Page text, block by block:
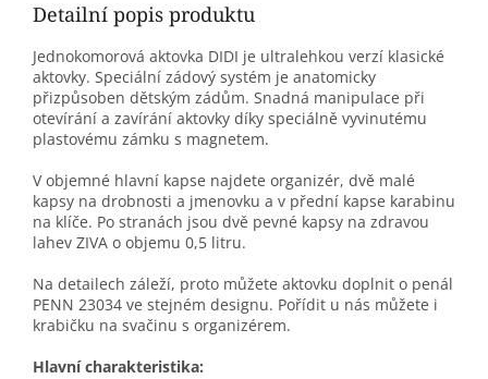
Detailní popis produktu
Jednokomorová aktovka DIDI je ultralehkou verzí klasické
aktovky. Speciální zádový systém je anatomicky
přizpůsoben dětským zádům. Snadná manipulace při
otevírání a zavírání aktovky díky speciálně vyvinutému
plastovému zámku s magnetem.
V objemné hlavní kapse najdete organizér, dvě malé
kapsy na drobnosti a jmenovku a v přední kapse karabinu
na klíče. Po stranách jsou dvě pevné kapsy na zdravou
lahev ZIVA o objemu 0,5 litru.
Na detailech záleží, proto můžete aktovku doplnit o penál
PENN 23034 ve stejném designu. Pořídit u nás můžete i
krabičku na svačinu s organizérem.
Hlavní charakteristika: